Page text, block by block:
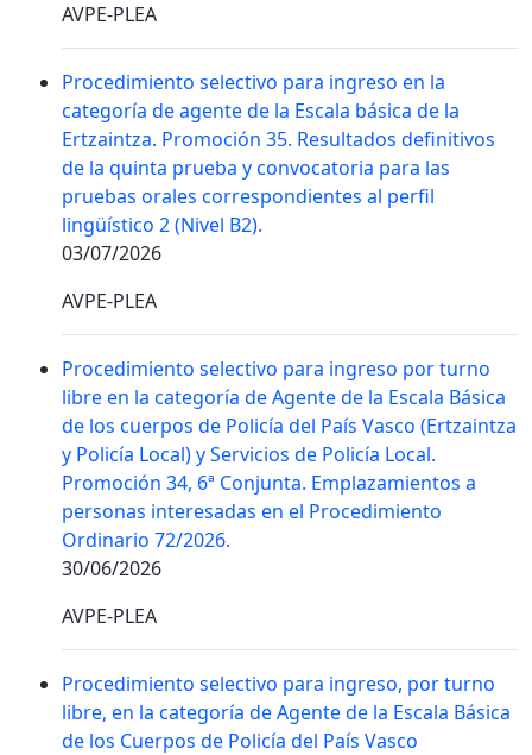
AVPE-PLEA
Procedimiento selectivo para ingreso en la
categoría de agente de la Escala básica de la
Ertzaintza. Promoción 35. Resultados definitivos
de la quinta prueba y convocatoria para las
pruebas orales correspondientes al perfil
lingüístico 2 (Nivel B2).
03/07/2026
AVPE-PLEA
Procedimiento selectivo para ingreso por turno
libre en la categoría de Agente de la Escala Básica
de los cuerpos de Policía del País Vasco (Ertzaintza
y Policía Local) y Servicios de Policía Local.
Promoción 34, 6ª Conjunta. Emplazamientos a
personas interesadas en el Procedimiento
Ordinario 72/2026.
30/06/2026
AVPE-PLEA
Procedimiento selectivo para ingreso, por turno
libre, en la categoría de Agente de la Escala Básica
de los Cuerpos de Policía del País Vasco